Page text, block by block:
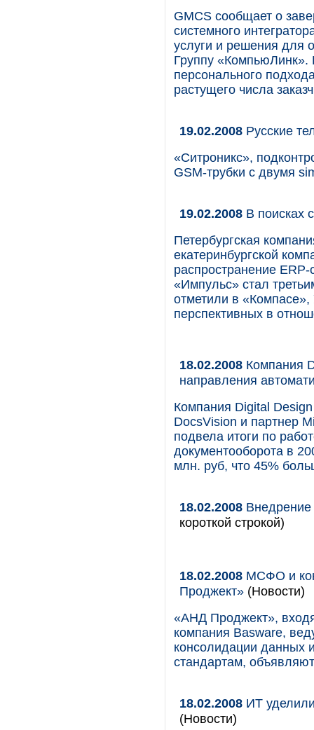
GMCS сообщает о
системного
услуги и решения для
Группу «КомпьюЛинк».
персонального
растущего числа
19.02.2008 Русские
«Ситроникс»,
GSM-трубки с двумя
19.02.2008 В поисках
Петербургская
екатеринбургской
распространение
«Импульс» стал
отметили в
перспективных в
18.02.2008 Компания
направления
Компания Digital
DocsVision и партнер
подвела итоги по
документооборота в
млн. руб, что 45%
18.02.2008 Внедрение
короткой строкой)
18.02.2008 МСФО и
Проджект» (Новости)
«АНД Проджект»,
компания Basware,
консолидации данных
стандартам,
18.02.2008 ИТ
(Новости)